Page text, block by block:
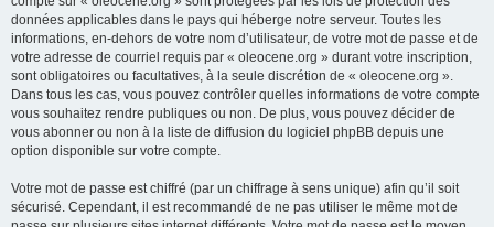
données applicables dans le pays qui héberge notre serveur. Toutes les
informations, en-dehors de votre nom d’utilisateur, de votre mot de passe et de
votre adresse de courriel requis par « oleocene.org » durant votre inscription,
sont obligatoires ou facultatives, à la seule discrétion de « oleocene.org ».
Dans tous les cas, vous pouvez contrôler quelles informations de votre compte
vous souhaitez rendre publiques ou non. De plus, vous pouvez décider de
vous abonner ou non à la liste de diffusion du logiciel phpBB depuis une
option disponible sur votre compte.
Votre mot de passe est chiffré (par un chiffrage à sens unique) afin qu’il soit
sécurisé. Cependant, il est recommandé de ne pas utiliser le même mot de